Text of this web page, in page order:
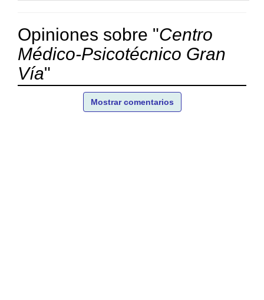
Opiniones sobre "Centro
Médico-Psicotécnico Gran
Vía"
Mostrar comentarios